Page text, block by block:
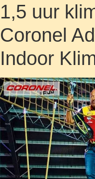
1,5 uur
Coronel
Indoor